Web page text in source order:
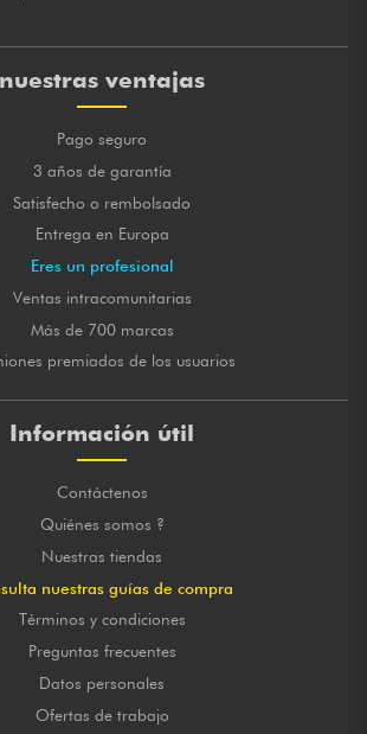
nuestras ventajas
Pago seguro
3 años de garantía
Satisfecho o rembolsado
Entrega en Europa
Eres un profesional
Ventas intracomunitarias
Más de 700 marcas
premiados de los usuarios
Información útil
Contáctenos
Quiénes somos ?
Nuestras tiendas
nuestras guías de compra
Términos y condiciones
Preguntas frecuentes
Datos personales
Ofertas de trabajo